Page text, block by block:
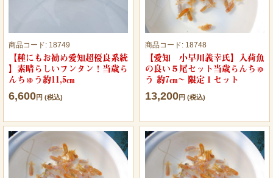
商品コード: 18749
【種にもお勧め愛知超優良系統
】素晴らしいフンタン！当歳ら
んちゅう約11,5㎝
6,600円 (税込)
商品コード: 18748
【愛知 小早川義幸氏】入荷魚
の良い５尾セット当歳らんちゅ
う 約7㎝~ 限定１セット
13,200円 (税込)